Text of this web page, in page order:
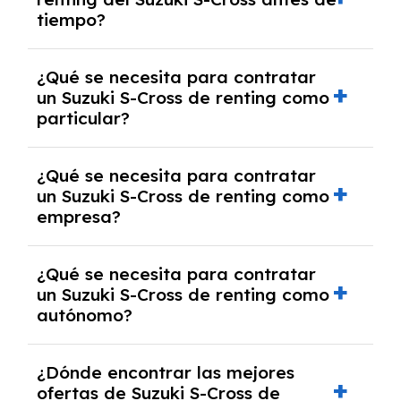
salvo en casos que lo exija el proveedor
debido al resultado del estudio de viabilidad
económica.
tiempo?
pero puede haber penalizaciones por
cancelación anticipada. Es importante revisar
las condiciones del contrato y hablar con un
experto que te asesore.
¿Qué se necesita para contratar
un Suzuki S-Cross de renting como
particular?
y, en algunos casos, una consulta de solvencia
crediticia y un pago inicial.
¿Qué se necesita para contratar
un Suzuki S-Cross de renting como
empresa?
documentación financiera y, en algunos
casos, un informe de solvencia de la empresa
y un pago inicial.
¿Qué se necesita para contratar
un Suzuki S-Cross de renting como
autónomo?
autónomos, justificante de ingresos y, en
¿Dónde encontrar las mejores
ofertas de Suzuki S-Cross de